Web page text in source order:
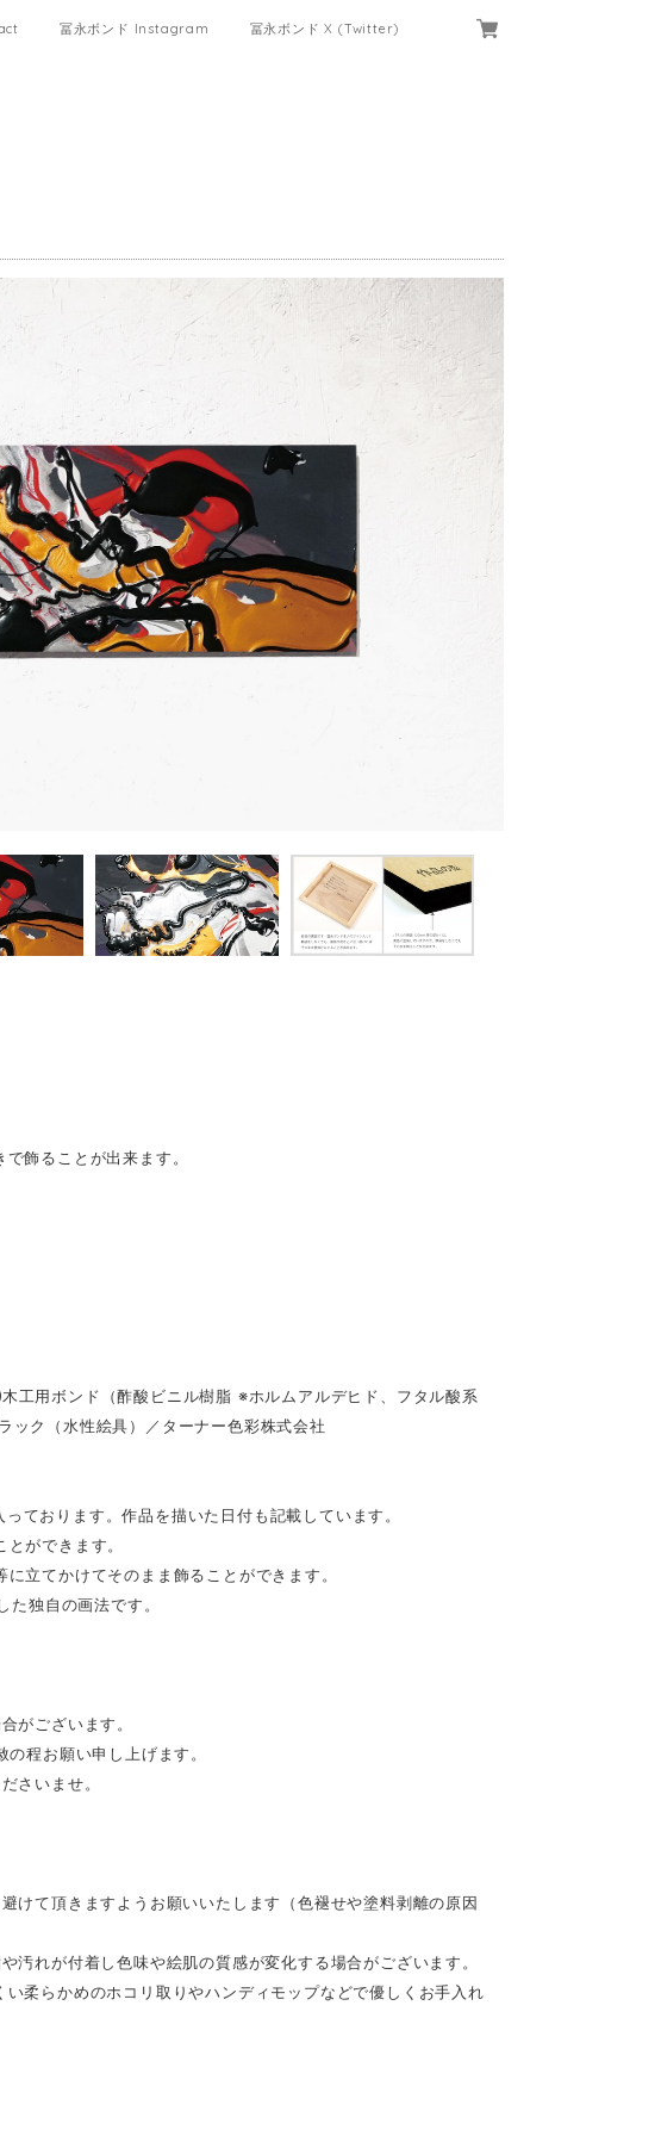
冨永ボンド Instagram 冨永ボンド X (Twitter)
飾ることが出来ます。
用ボンド（酢酸ビニル樹脂 ※ホルムアルデヒド、フタル酸系
ク（水性絵具）／ターナー色彩株式会社
おります。作品を描いた日付も記載しています。
ができます。
立てかけてそのまま飾ることができます。
独自の画法です。
がございます。
程お願い申し上げます。
さいませ。
けて頂きますようお願いいたします（色褪せや塗料剥離の原因
れが付着し色味や絵肌の質感が変化する場合がございます。
柔らかめのホコリ取りやハンディモップなどで優しくお手入れ